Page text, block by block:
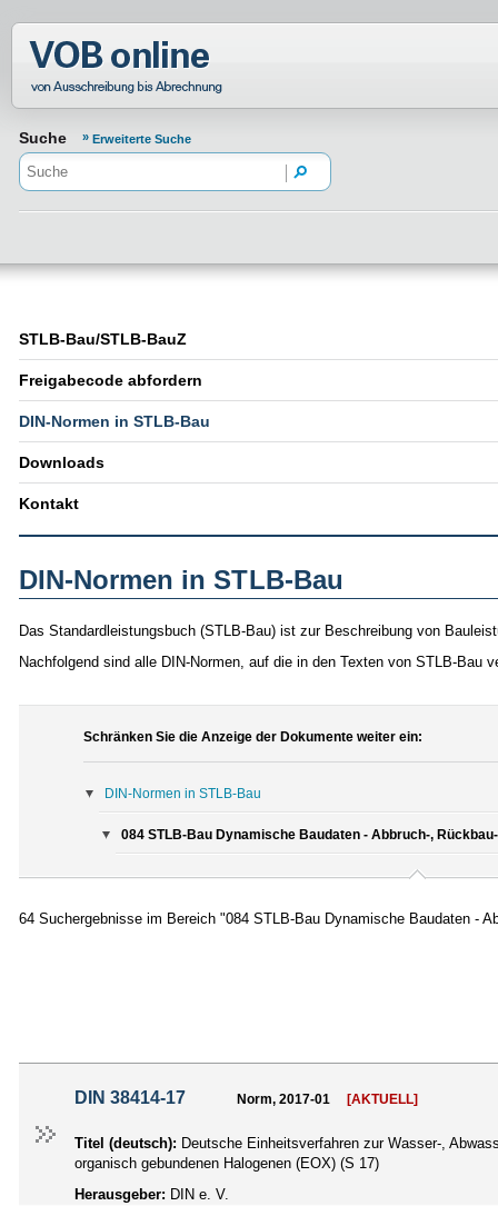
Normenportal Barrierefreiheit
Suche Erweiterte Suche
STLB-Bau/STLB-BauZ
Freigabecode abfordern
DIN-Normen in STLB-Bau
Downloads
Kontakt
DIN-Normen in STLB-Bau
Das Standardleistungsbuch (STLB-Bau) ist zur Beschreibung von
Nachfolgend sind alle DIN-Normen, auf die in den Texten von STLB-
Schränken Sie die Anzeige der Dokumente weiter ein:
DIN-Normen in STLB-Bau
084 STLB-Bau Dynamische Baudaten - Abbruch-,
64 Suchergebnisse im Bereich "084 STLB-Bau Dynamische Baudaten -
DIN 38414-17 Norm, 2017-01 [AKTUELL]
Titel (deutsch): Deutsche Einheitsverfahren zur Wasser-,
organisch gebundenen Halogenen (EOX) (S 17)
Herausgeber: DIN e. V.